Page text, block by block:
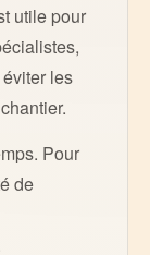
utile pour
les
Pour
de